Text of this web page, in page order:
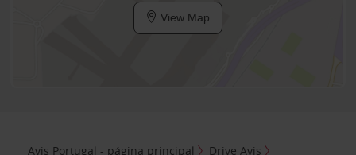
View Map
Avis Portugal - página principal
Drive Avis